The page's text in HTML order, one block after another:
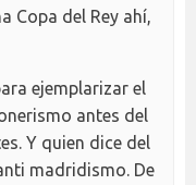
Copa del Rey ahí,
ejemplarizar el
antes del
Y quien dice del
madridismo. De